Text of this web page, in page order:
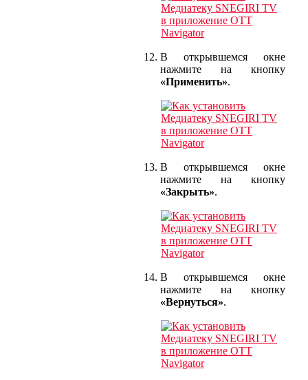
В открывшемся окне
нажмите на кнопку
«Применить».
В открывшемся окне
нажмите на кнопку
«Закрыть».
В открывшемся окне
нажмите на кнопку
«Вернуться».